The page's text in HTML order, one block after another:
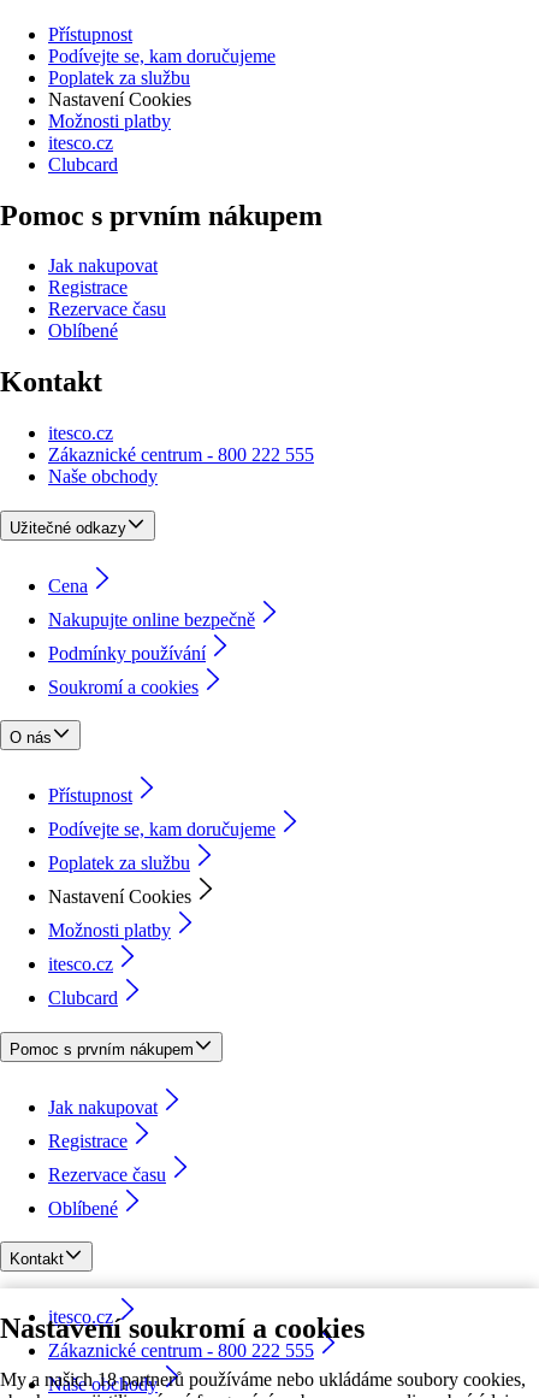
Nastavení soukromí a cookies
My a našich 18 partnerů používáme nebo ukládáme soubory cookies,
Přístupnost
Podívejte se, kam doručujeme
Poplatek za službu
Nastavení Cookies
Možnosti platby
itesco.cz
Clubcard
Pomoc s prvním nákupem
Jak nakupovat
Registrace
Rezervace času
Oblíbené
Kontakt
itesco.cz
Zákaznické centrum - 800 222 555
Naše obchody
Užitečné odkazy
Cena
Nakupujte online bezpečně
Podmínky používání
Soukromí a cookies
O nás
Přístupnost
Podívejte se, kam doručujeme
Poplatek za službu
Nastavení Cookies
Možnosti platby
itesco.cz
Clubcard
Pomoc s prvním nákupem
Jak nakupovat
Registrace
Rezervace času
Oblíbené
Kontakt
itesco.cz
Zákaznické centrum - 800 222 555
Naše obchody